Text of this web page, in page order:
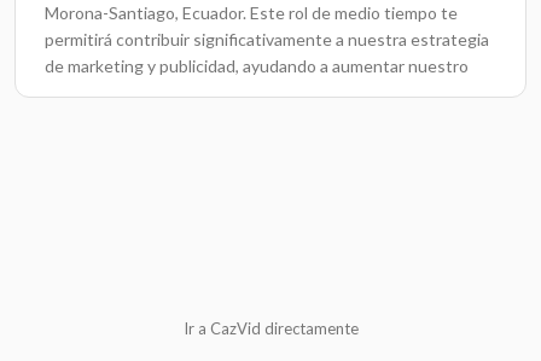
Morona-Santiago, Ecuador. Este rol de medio tiempo te
permitirá contribuir significativamente a nuestra estrategia
de marketing y publicidad, ayudando a aumentar nuestro
alcance y reconocimiento en el mercado
mejora.Colaborar con el equipo de marketing para alinear
Ir a CazVid directamente